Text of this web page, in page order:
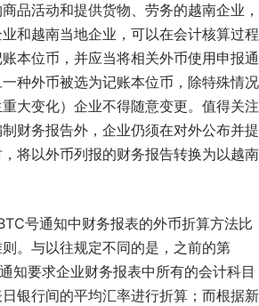
品活动和提供货物、劳务的越南企业，
和越南当地企业，可以在会计核算过程
本位币，并应当将相关外币使用申报通
种外币被选为记账本位币，除特殊情况
大变化）企业不得随意变更。值得关注
财务报告外，企业仍须在对外公布并提
将以外币列报的财务报告转换为以越南
号通知中财务报表的外币折算方法比
。与以往规定不同的是，之前的第
要求企业财务报表中所有的会计科目
银行间的平均汇率进行折算；而根据新